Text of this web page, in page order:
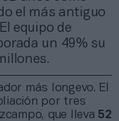
el más antiguo
equipo de
un 49% su
más longevo. El
por tres
que lleva 52